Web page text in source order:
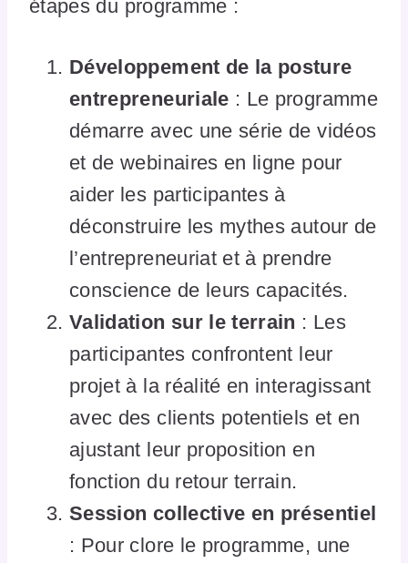
étapes du programme :
Développement de la posture
entrepreneuriale : Le programme
démarre avec une série de vidéos
et de webinaires en ligne pour
aider les participantes à
déconstruire les mythes autour de
l’entrepreneuriat et à prendre
conscience de leurs capacités.
Validation sur le terrain : Les
participantes confrontent leur
projet à la réalité en interagissant
avec des clients potentiels et en
ajustant leur proposition en
fonction du retour terrain.
Session collective en présentiel
: Pour clore le programme, une